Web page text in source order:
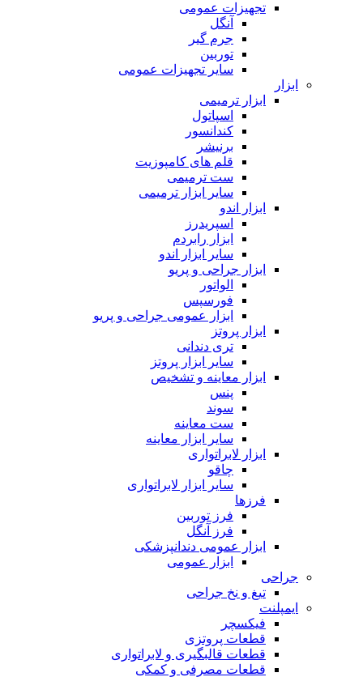
تجهیزات عمومی
آنگل
جرم گیر
توربین
سایر تجهیزات عمومی
ابزار
ابزار ترمیمی
اسپاتول
کندانسور
برنیشر
قلم های کامپوزیت
ست ترمیمی
سایر ابزار ترمیمی
ابزار اندو
اسپریدرز
ابزار رابردم
سایر ابزار اندو
ابزار جراحی و پریو
الواتور
فورسپس
ابزار عمومی جراحی و پریو
ابزار پروتز
تری دندانی
سایر ابزار پروتز
ابزار معاینه و تشخیص
پنس
سوند
ست معاینه
سایر ابزار معاینه
ابزار لابراتواری
چاقو
سایر ابزار لابراتواری
فرزها
فرز توربین
فرز آنگل
ابزار عمومی دندانپزشکی
ابزار عمومی
جراحی
تیغ و نخ جراحی
ایمپلنت
فیکسچر
قطعات پروتزی
قطعات قالبگیری و لابراتواری
قطعات مصرفی و کمکی